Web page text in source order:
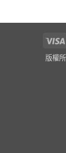
版權